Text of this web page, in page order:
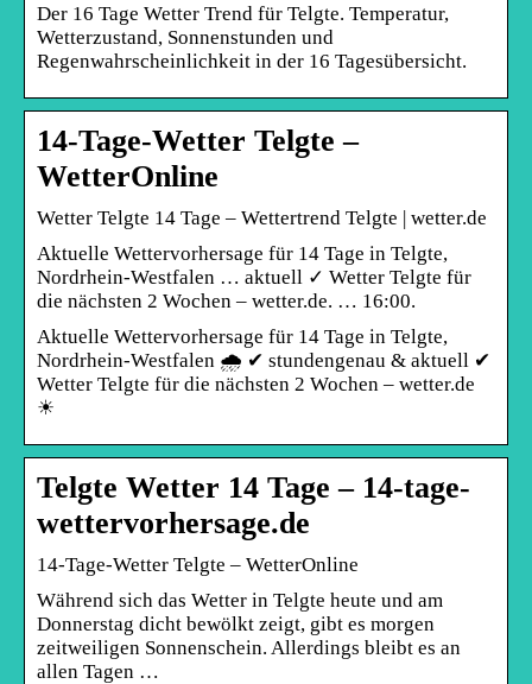
Der 16 Tage Wetter Trend für Telgte. Temperatur,
Wetterzustand, Sonnenstunden und
Regenwahrscheinlichkeit in der 16 Tagesübersicht.
14-Tage-Wetter Telgte –
WetterOnline
Wetter Telgte 14 Tage – Wettertrend Telgte | wetter.de
Aktuelle Wettervorhersage für 14 Tage in Telgte,
Nordrhein-Westfalen … aktuell ✓ Wetter Telgte für
die nächsten 2 Wochen – wetter.de. … 16:00.
Aktuelle Wettervorhersage für 14 Tage in Telgte,
Nordrhein-Westfalen 🌧️ ✔ stundengenau & aktuell ✔
Wetter Telgte für die nächsten 2 Wochen – wetter.de
☀
Telgte Wetter 14 Tage – 14-tage-
wettervorhersage.de
14-Tage-Wetter Telgte – WetterOnline
Während sich das Wetter in Telgte heute und am
Donnerstag dicht bewölkt zeigt, gibt es morgen
zeitweiligen Sonnenschein. Allerdings bleibt es an
allen Tagen …